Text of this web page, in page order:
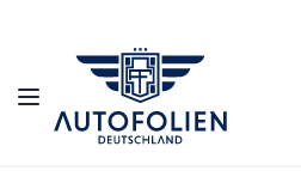
Navigation umschalten